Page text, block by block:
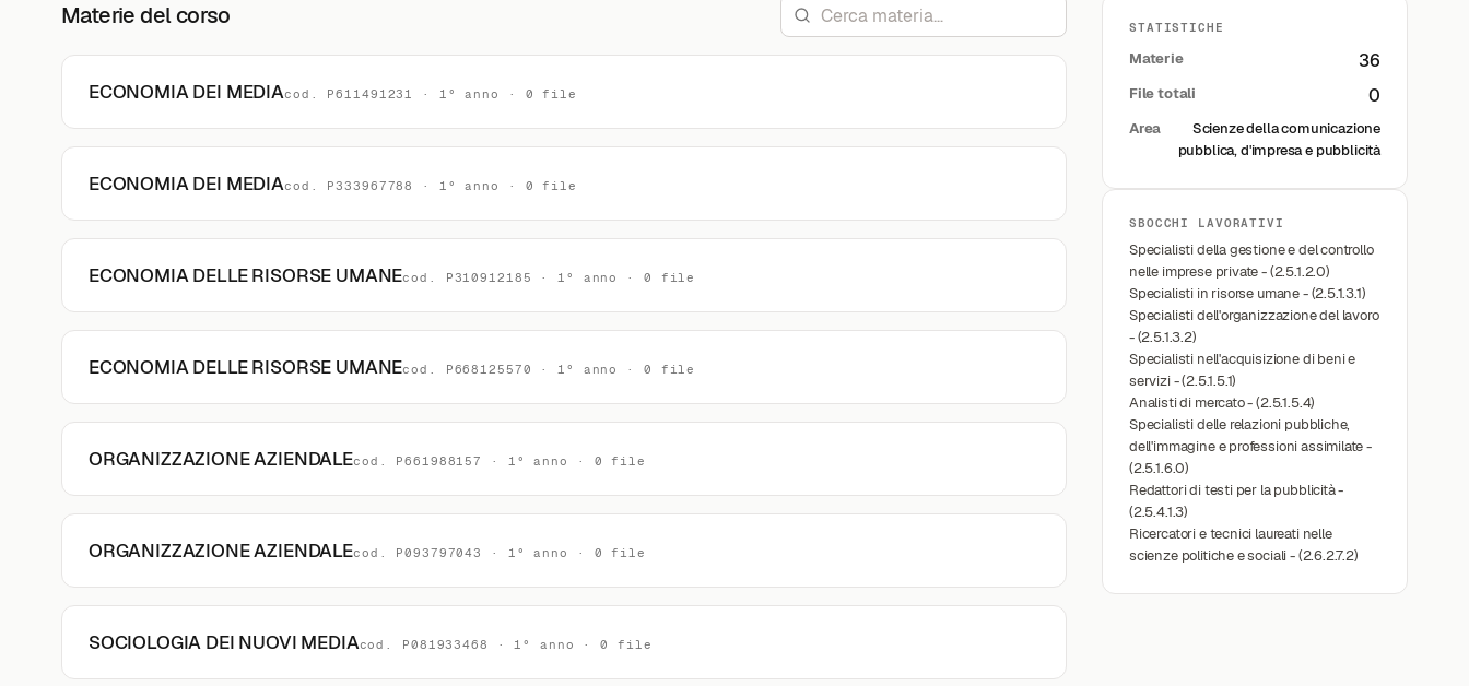
Materie del corso
ECONOMIA DEI MEDIAcod. P611491231 · 1° anno · 0 file
ECONOMIA DEI MEDIAcod. P333967788 · 1° anno · 0 file
ECONOMIA DELLE RISORSE UMANEcod. P310912185 · 1° anno · 0 file
ECONOMIA DELLE RISORSE UMANEcod. P668125570 · 1° anno · 0 file
ORGANIZZAZIONE AZIENDALEcod. P661988157 · 1° anno · 0 file
ORGANIZZAZIONE AZIENDALEcod. P093797043 · 1° anno · 0 file
SOCIOLOGIA DEI NUOVI MEDIAcod. P081933468 · 1° anno · 0 file
STATISTICHE
Materie 36
File totali 0
Area
Scienze della comunicazione
pubblica, d'impresa e pubblicità
SBOCCHI LAVORATIVI
Specialisti della gestione e del controllo
nelle imprese private - (2.5.1.2.0)
Specialisti in risorse umane - (2.5.1.3.1)
Specialisti dell'organizzazione del lavoro
- (2.5.1.3.2)
Specialisti nell'acquisizione di beni e
servizi - (2.5.1.5.1)
Analisti di mercato - (2.5.1.5.4)
Specialisti delle relazioni pubbliche,
dell'immagine e professioni assimilate -
(2.5.1.6.0)
Redattori di testi per la pubblicità -
(2.5.4.1.3)
Ricercatori e tecnici laureati nelle
scienze politiche e sociali - (2.6.2.7.2)